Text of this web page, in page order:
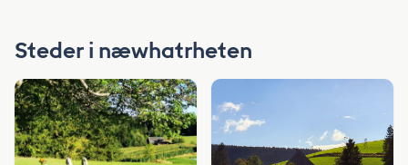
Steder i næwhatrheten